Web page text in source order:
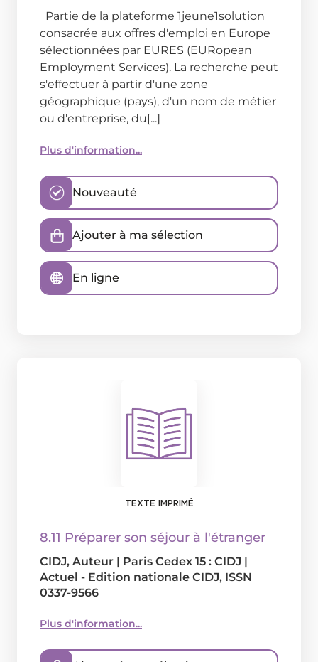
Partie de la plateforme 1jeune1solution
consacrée aux offres d'emploi en Europe
sélectionnées par EURES (EURopean
Employment Services). La recherche peut
s'effectuer à partir d'une zone
géographique (pays), d'un nom de métier
ou d'entreprise, du[...]
Plus d'information...
Nouveauté
Ajouter à ma sélection
En ligne
TEXTE IMPRIMÉ
8.11 Préparer son séjour à l'étranger
CIDJ, Auteur | Paris Cedex 15 : CIDJ |
Actuel - Edition nationale CIDJ, ISSN
0337-9566
Plus d'information...